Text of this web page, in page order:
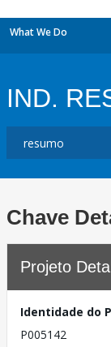
What We Do
IND.
Chave
Projeto
Identidade do
P005142